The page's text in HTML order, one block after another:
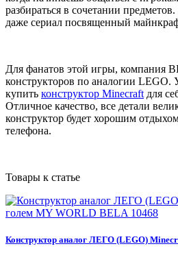
разбираться в сочетании
даже сериал посвященный
Для фанатов этой игры, компания
конструкторов по аналогии LEGO.
купить конструктор Minecraft для
Отличное качество, все детали
конструктор будет хорошим
телефона.
Товары к статье
Конструктор аналог ЛЕГО (LEGO)